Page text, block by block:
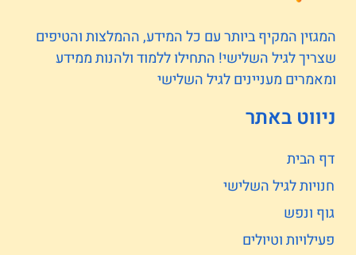
המגזין המקיף ביותר עם כל המידע, ההמלצות והטיפים
שצריך לגיל השלישי! התחילו ללמוד ולהנות ממידע
ומאמרים מעניינים לגיל השלישי
ניווט באתר
דף הבית
חנויות לגיל השלישי
גוף ונפש
פעילויות וטיולים